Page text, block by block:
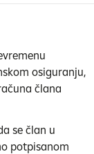
osiguranju,
člana
se član u
potpisanom